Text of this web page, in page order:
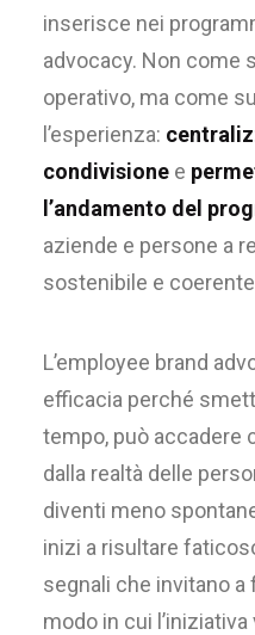
inserisce nei
advocacy. Non come
operativo, ma come
l’esperienza:
condivisione e
l’andamento del
aziende e persone a
sostenibile e
L’employee brand
efficacia perché
tempo, può accadere
dalla realtà delle
diventi meno
inizi a risultare
segnali che invitano a
modo in cui